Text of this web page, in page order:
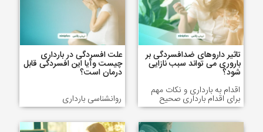
تاثیر داروهای ضدافسردگی بر
باروری می تواند سبب نازایی
شود؟
اقدام به بارداری و نکات مهم
برای اقدام بارداری صحیح
علت افسردگی در بارداری
چیست وآیا این افسردگی قابل
درمان است؟
روانشناسی بارداری